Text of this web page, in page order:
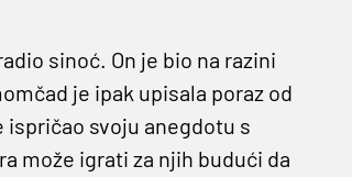
sinoć. On je bio na razini
je ipak upisala poraz od
svoju anegdotu s
može igrati za njih budući da